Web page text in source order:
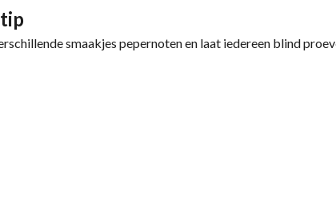
smaakjes pepernoten en laat iedereen blind